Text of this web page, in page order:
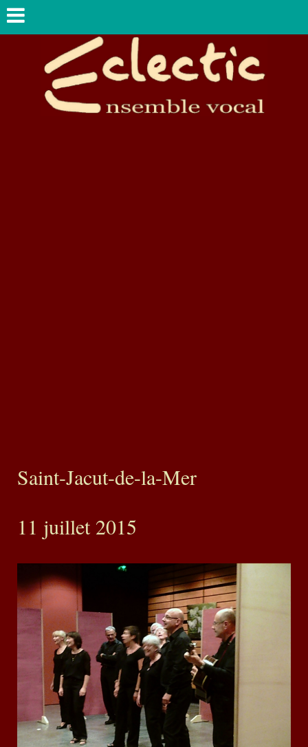
Saint-Jacut-de-la-Mer
11 juillet 2015